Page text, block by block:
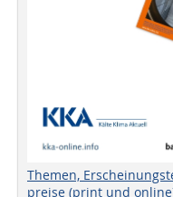
Themen,
preise (print und